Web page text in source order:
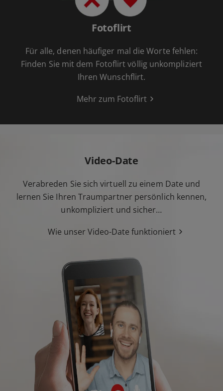
Fotoflirt
Für alle, denen häufiger mal die Worte fehlen:
Finden Sie mit dem Fotoflirt völlig unkompliziert
Ihren Wunschflirt.
Mehr zum Fotoflirt
Video-Date
Verabreden Sie sich virtuell zu einem Date und
lernen Sie Ihren Traumpartner persönlich kennen,
unkompliziert und sicher…
Wie unser Video-Date funktioniert